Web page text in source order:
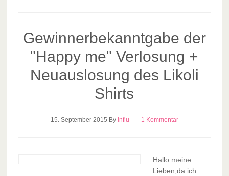
Gewinnerbekanntgabe der
"Happy me" Verlosung +
Neuauslosung des Likoli
Shirts
15. September 2015 By influ 1 Kommentar
Hallo meine
Lieben,da ich